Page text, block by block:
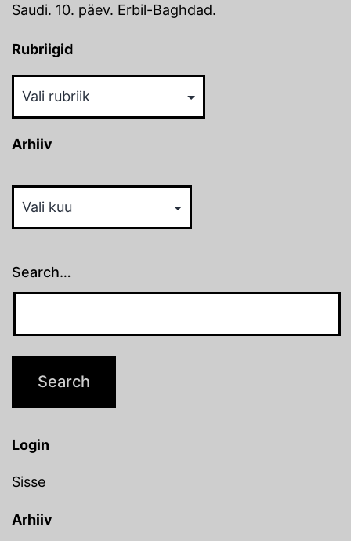
Saudi. 10. päev. Erbil-Baghdad.
Rubriigid
Arhiiv
Search…
Login
Sisse
Arhiiv